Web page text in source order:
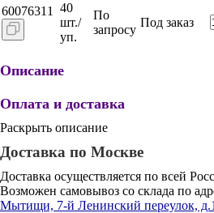
60076311
40
шт./
уп.
По
запросу
Под заказ
Описание
Оплата и доставка
Раскрыть описание
Доставка по Москве
Доставка осуществляется по всей
Возможен самовывоз со склада по
Мытищи, 7-й Ленинский переулок,